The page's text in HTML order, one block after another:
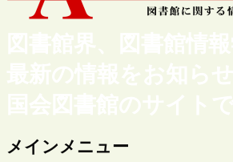
図書館界、図書館情
最新の情報をお知ら
国会図書館のサイトで
メインメニュー